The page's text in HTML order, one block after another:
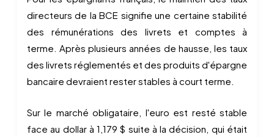
directeurs de la BCE signifie une certaine stabilité
des rémunérations des livrets et comptes à
terme. Après plusieurs années de hausse, les taux
des livrets réglementés et des produits d'épargne
bancaire devraient rester stables à court terme.
Sur le marché obligataire, l'euro est resté stable
face au dollar à 1,179 $ suite à la décision, qui était